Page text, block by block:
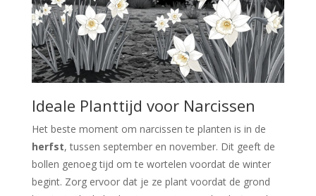
Ideale Planttijd voor Narcissen
Het beste moment om narcissen te planten is in de
herfst, tussen september en november. Dit geeft de
bollen genoeg tijd om te wortelen voordat de winter
begint. Zorg ervoor dat je ze plant voordat de grond